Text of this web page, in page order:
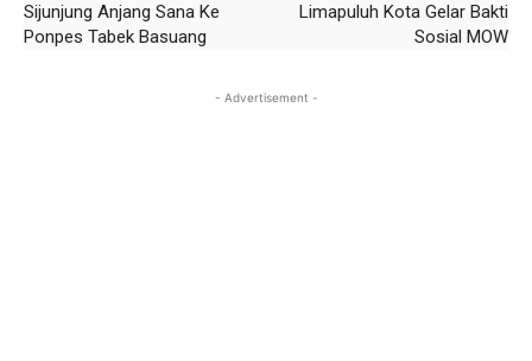
Sijunjung Anjang Sana Ke
Ponpes Tabek Basuang
Limapuluh Kota Gelar Bakti
Sosial MOW
- Advertisement -